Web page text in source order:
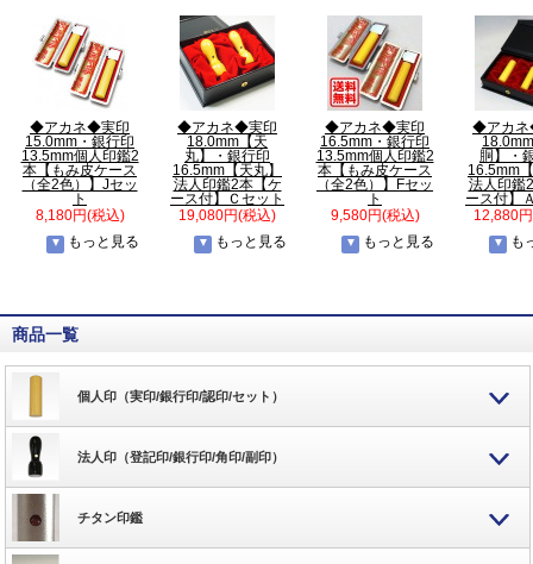
◆アカネ◆実印
15.0mm・銀行印
13.5mm個人印鑑2
本【もみ皮ケース
（全2色）】Jセッ
ト
8,180円(税込)
もっと見る
◆アカネ◆実印
18.0mm【天
丸】・銀行印
16.5mm【天丸】
法人印鑑2本【ケ
ース付】Ｃセット
19,080円(税込)
もっと見る
◆アカネ◆実印
16.5mm・銀行印
13.5mm個人印鑑2
本【もみ皮ケース
（全2色）】Fセッ
ト
9,580円(税込)
もっと見る
◆アカ
胴】・
16.5mm
法人印鑑
ース付】
12,880
も
商品一覧
個人印（実印/銀行印/認印/セット）
法人印（登記印/銀行印/角印/副印）
チタン印鑑